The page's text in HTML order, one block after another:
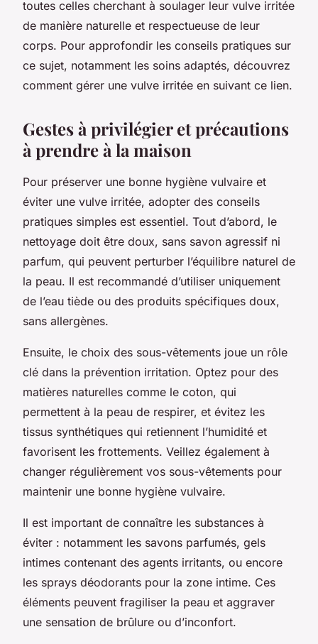
toutes celles cherchant à soulager leur vulve irritée
de manière naturelle et respectueuse de leur
corps. Pour approfondir les conseils pratiques sur
ce sujet, notamment les soins adaptés, découvrez
comment gérer une vulve irritée en suivant ce lien.
Gestes à privilégier et précautions
à prendre à la maison
Pour préserver une bonne hygiène vulvaire et
éviter une vulve irritée, adopter des conseils
pratiques simples est essentiel. Tout d’abord, le
nettoyage doit être doux, sans savon agressif ni
parfum, qui peuvent perturber l’équilibre naturel de
la peau. Il est recommandé d’utiliser uniquement
de l’eau tiède ou des produits spécifiques doux,
sans allergènes.
Ensuite, le choix des sous-vêtements joue un rôle
clé dans la prévention irritation. Optez pour des
matières naturelles comme le coton, qui
permettent à la peau de respirer, et évitez les
tissus synthétiques qui retiennent l’humidité et
favorisent les frottements. Veillez également à
changer régulièrement vos sous-vêtements pour
maintenir une bonne hygiène vulvaire.
Il est important de connaître les substances à
éviter : notamment les savons parfumés, gels
intimes contenant des agents irritants, ou encore
les sprays déodorants pour la zone intime. Ces
éléments peuvent fragiliser la peau et aggraver
une sensation de brûlure ou d’inconfort.